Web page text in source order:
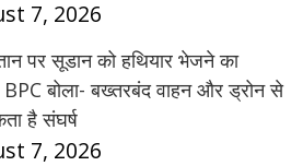
7, 2026
पर सूडान को हथियार भेजने का
बोला- बख्तरबंद वाहन और ड्रोन से
है संघर्ष
7, 2026